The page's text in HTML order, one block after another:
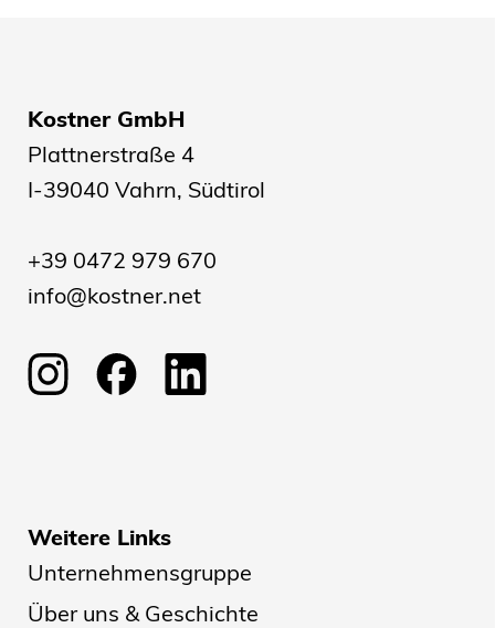
Kostner GmbH
Plattnerstraße 4
I-39040 Vahrn, Südtirol
+39 0472 979 670
info@kostner.net
Weitere Links
Unternehmensgruppe
Über uns & Geschichte